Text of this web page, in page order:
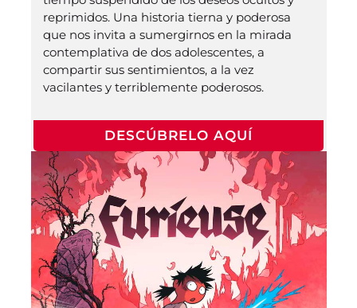
reprimidos. Una historia tierna y poderosa
que nos invita a sumergirnos en la mirada
contemplativa de dos adolescentes, a
compartir sus sentimientos, a la vez
vacilantes y terriblemente poderosos.
DESCÚBRELO AQUÍ